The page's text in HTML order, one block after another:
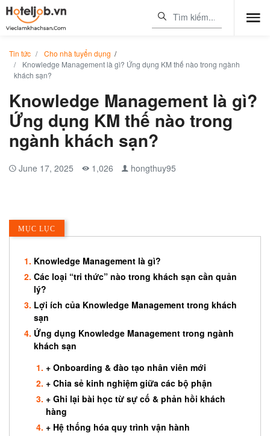
Tin tức Cho nhà tuyển dụng /
Knowledge Management là gì? Ứng dụng KM thế nào trong ngành
khách sạn?
Knowledge Management là gì?
Ứng dụng KM thế nào trong
ngành khách sạn?
June 17, 2025 1,026 hongthuy95
MỤC LỤC
Knowledge Management là gì?
Các loại “tri thức” nào trong khách sạn cần quản
lý?
Lợi ích của Knowledge Management trong khách
sạn
Ứng dụng Knowledge Management trong ngành
khách sạn
+ Onboarding & đào tạo nhân viên mới
+ Chia sẻ kinh nghiệm giữa các bộ phận
+ Ghi lại bài học từ sự cố & phản hồi khách
hàng
+ Hệ thống hóa quy trình vận hành